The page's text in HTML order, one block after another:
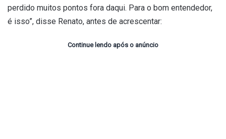
perdido muitos pontos fora daqui. Para o bom entendedor,
é isso”, disse Renato, antes de acrescentar:
Continue lendo após o anúncio